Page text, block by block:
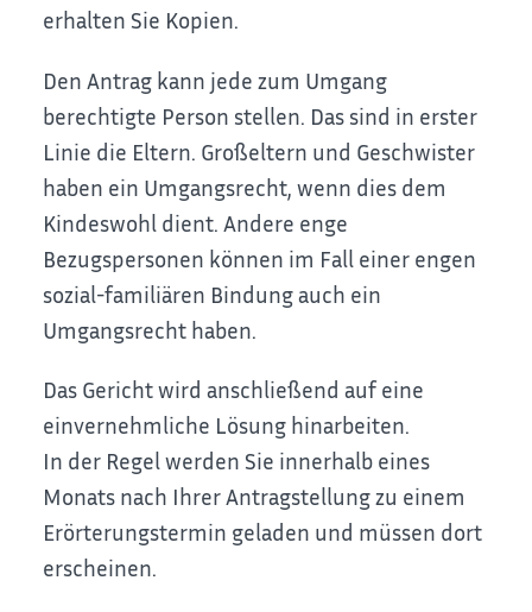
erhalten Sie Kopien.
Den Antrag kann jede zum Umgang
berechtigte Person stellen. Das sind in erster
Linie die Eltern. Großeltern und Geschwister
haben ein Umgangsrecht, wenn dies dem
Kindeswohl dient. Andere enge
Bezugspersonen können im Fall einer engen
sozial-familiären Bindung auch ein
Umgangsrecht haben.
Das Gericht wird anschließend auf eine
einvernehmliche Lösung hinarbeiten.
In der Regel werden Sie innerhalb eines
Monats nach Ihrer Antragstellung zu einem
Erörterungstermin geladen und müssen dort
erscheinen.